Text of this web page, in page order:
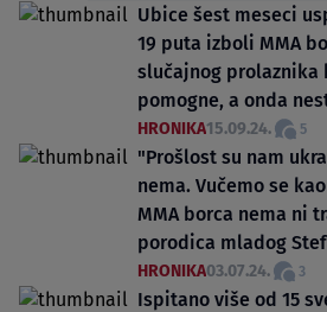
Ubice šest meseci
19 puta izboli MMA
slučajnog prolaznika
pomogne, a onda
HRONIKA15.09.24. 5
"Prošlost su nam
nema. Vučemo se
MMA borca nema ni
porodica mladog
HRONIKA03.07.24. 3
Ispitano više od 15